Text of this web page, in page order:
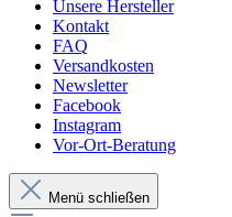
Unsere Hersteller
Kontakt
FAQ
Versandkosten
Newsletter
Facebook
Instagram
Vor-Ort-Beratung
Menü schließen